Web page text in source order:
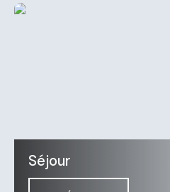
Séjour